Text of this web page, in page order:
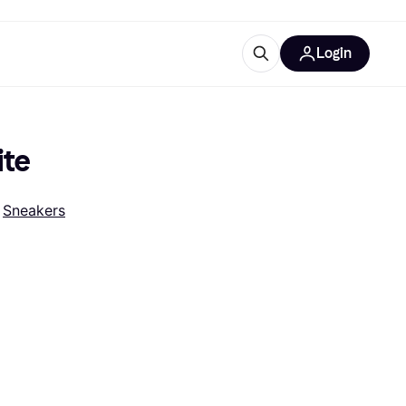
Login
Sneakers